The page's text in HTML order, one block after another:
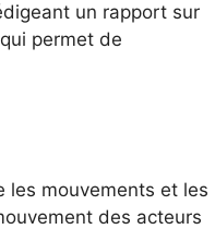
un rapport sur
permet de
les mouvements et les
des acteurs